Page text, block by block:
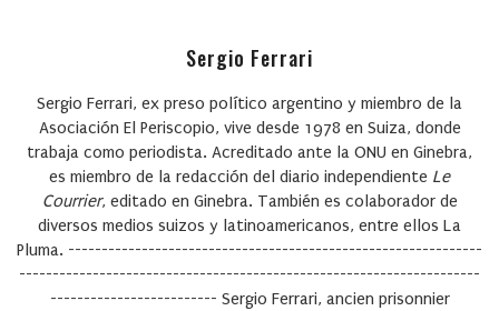
Sergio Ferrari
Sergio Ferrari, ex preso político argentino y miembro de la
Asociación El Periscopio, vive desde 1978 en Suiza, donde
trabaja como periodista. Acreditado ante la ONU en Ginebra,
es miembro de la redacción del diario independiente Le
Courrier, editado en Ginebra. También es colaborador de
diversos medios suizos y latinoamericanos, entre ellos La
Pluma. --------------------------------------------------------------
---------------------------------------------------------------------
------------------------- Sergio Ferrari, ancien prisonnier